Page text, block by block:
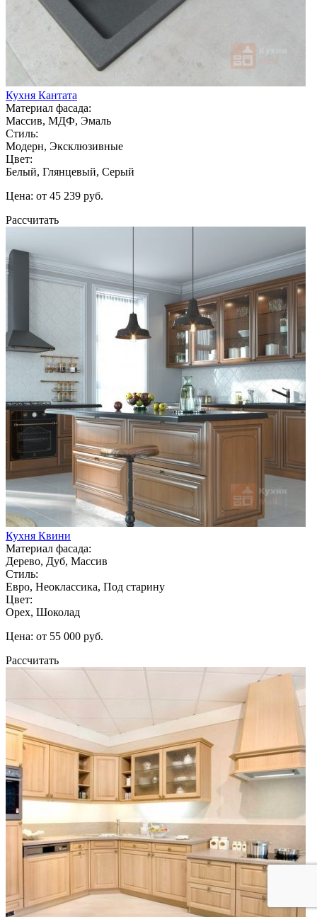
Кухня Кантата
Материал фасада:
Массив, МДФ, Эмаль
Стиль:
Модерн, Эксклюзивные
Цвет:
Белый, Глянцевый, Серый
Цена: от 45 239 руб.
Рассчитать
Кухня Квини
Материал фасада:
Дерево, Дуб, Массив
Стиль:
Евро, Неоклассика, Под старину
Цвет:
Орех, Шоколад
Цена: от 55 000 руб.
Рассчитать